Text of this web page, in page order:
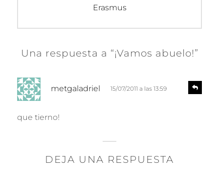
Erasmus
Una respuesta a “¡Vamos abuelo!”
metgaladriel 15/07/2011 a las 13:59
que tierno!
e
DEJA UNA RESPUESTA